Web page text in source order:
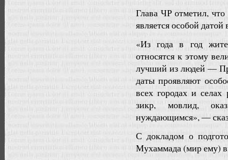
Глава ЧР отметил,
является особой
«Из года в год
относятся к этому
лучший из людей —
даты проявляют
всех городах и
зикр, мовлид,
нуждающимся», —
С докладом о
Мухаммада (мир ему)